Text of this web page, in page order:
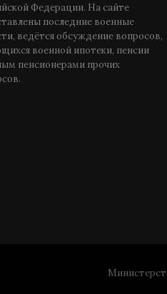
Федерации. На сайте
последние военные
ведётся обсуждение вопросов,
военной ипотеки, пенсии
пенсионерами прочих